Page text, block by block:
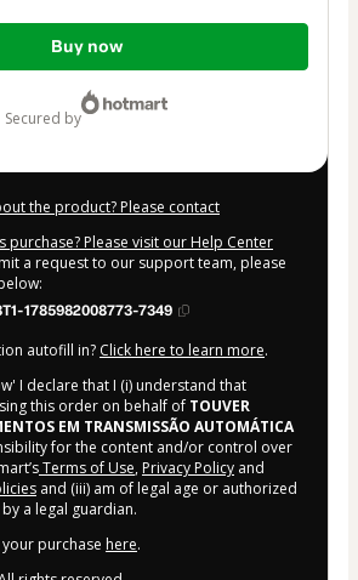
Buy now
secured by
the product? Please contact
purchase? Please visit our Help Center
a request to our support team, please
1785982008773-7349
autofill in? Click here to learn more.
I declare that I (i) understand that
this order on behalf of TOUVER
EM TRANSMISSÃO AUTOMÁTICA
for the content and/or control over
Terms of Use, Privacy Policy and
and (iii) am of legal age or authorized
a legal guardian.
purchase here.